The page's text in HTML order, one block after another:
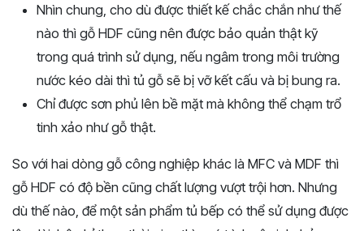
Nhìn chung, cho dù được thiết kế chắc chắn như thế
nào thì gỗ HDF cũng nên được bảo quản thật kỹ
trong quá trình sử dụng, nếu ngâm trong môi trường
nước kéo dài thì tủ gỗ sẽ bị vỡ kết cấu và bị bung ra.
Chỉ được sơn phủ lên bề mặt mà không thể chạm trổ
tinh xảo như gỗ thật.
So với hai dòng gỗ công nghiệp khác là MFC và MDF thì
gỗ HDF có độ bền cũng chất lượng vượt trội hơn. Nhưng
dù thế nào, để một sản phẩm tủ bếp có thể sử dụng được